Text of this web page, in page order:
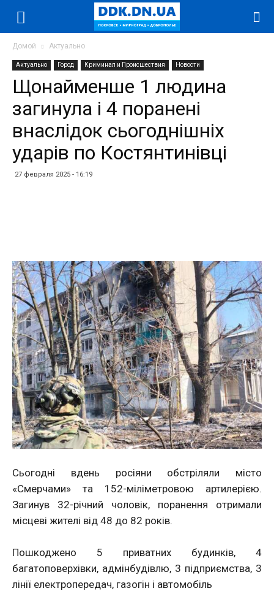
Домой Актуально
Актуально Город Криминал и Происшествия Новости
Щонайменше 1 людина
загинула і 4 поранені
внаслідок сьогоднішніх
ударів по Костянтинівці
27 февраля 2025 - 16:19
Сьогодні вдень росіяни обстріляли місто
«Смерчами» та 152-міліметровою артилерією.
Загинув 32-річний чоловік, поранення отримали
місцеві жителі від 48 до 82 років.
Пошкоджено 5 приватних будинків, 4
багатоповерхівки, адмінбудівлю, 3 підприємства, 3
лінії електропередач, газогін і автомобіль